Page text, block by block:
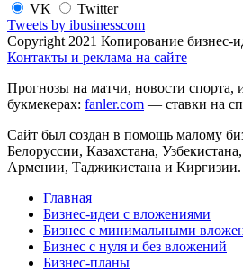
VK
Twitter
Tweets by ibusinesscom
Copyright 2021 Копирование бизнес-
Контакты и реклама на сайте
Прогнозы на матчи, новости спорта,
букмекерах: fanler.com — ставки на
Сайт был создан в помощь малому
Белоруссии, Казахстана,
Армении, Таджикистана и Киргизии.
Главная
Бизнес-идеи с вложениями
Бизнес с минимальными
Бизнес с нуля и без вложений
Бизнес-планы